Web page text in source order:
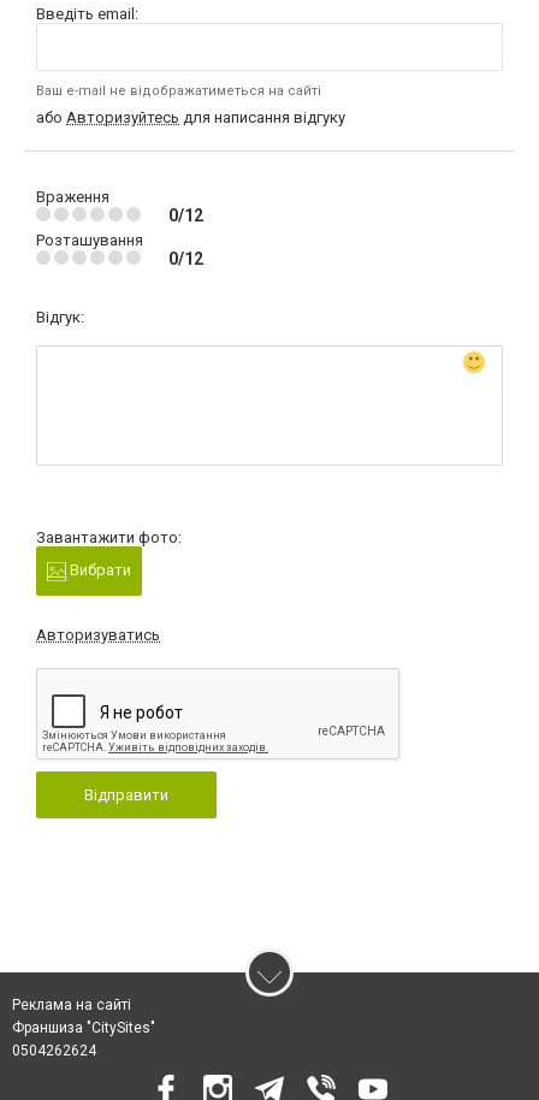
Введіть email:
Ваш e-mail не відображатиметься на сайті
або Авторизуйтесь для написання відгуку
Враження
0/12
Розташування
0/12
Відгук:
Завантажити фото:
Вибрати
Авторизуватись
Відправити
Реклама на сайті
Франшиза "CitySites"
0504262624